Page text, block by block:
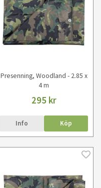
Presenning, Woodland - 2.85 x
4 m
295 kr
Info Köp